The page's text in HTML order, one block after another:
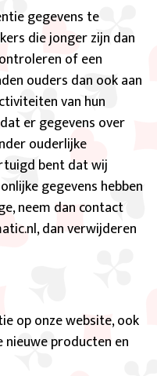
gegevens te
die jonger zijn dan
of een
ouders dan ook aan
van hun
er gegevens over
ouderlijke
bent dat wij
gegevens hebben
neem dan contact
dan verwijderen
op onze website, ook
producten en